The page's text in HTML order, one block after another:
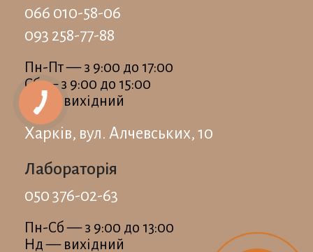
066 010-58-06
093 258-77-88
Пн-Пт — з 9:00 до 17:00
Сб — з 9:00 до 15:00
Нд — вихідний
Харків, вул. Алчевських, 10
Лабораторія
050 376-02-63
Пн-Сб — з 9:00 до 13:00
Нд — вихідний